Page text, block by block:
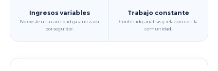
Ingresos variables
No existe una cantidad garantizada
por seguidor.
Trabajo constante
Contenido, análisis y relación con la
comunidad.